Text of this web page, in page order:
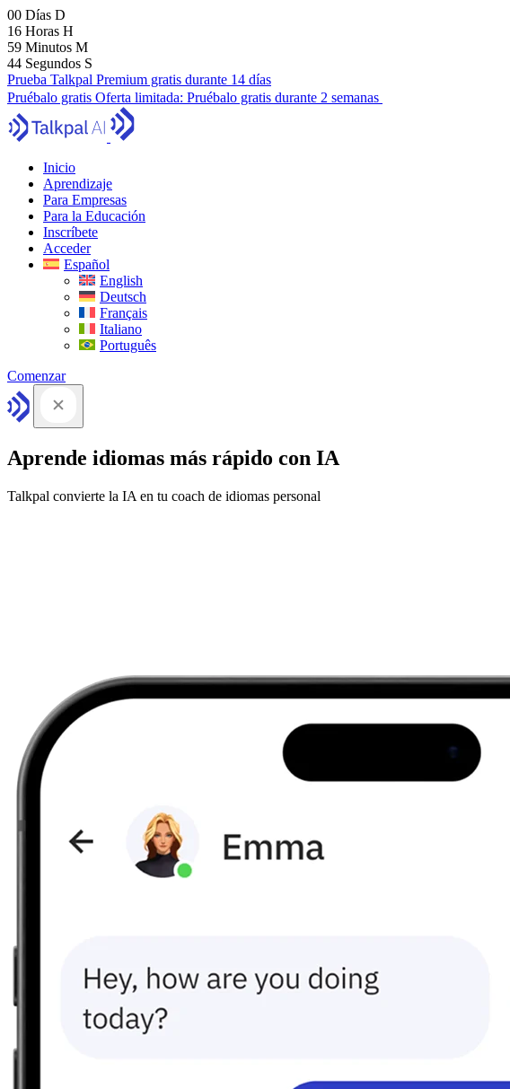
00 Días D
16 Horas H
59 Minutos M
42 Segundos S
Prueba Talkpal Premium gratis durante 14 días
Pruébalo gratis Oferta limitada: Pruébalo gratis durante 2 semanas
Inicio
Aprendizaje
Para Empresas
Para la Educación
Inscríbete
Acceder
Español
English
Deutsch
Français
Italiano
Português
Comenzar
Aprende idiomas más rápido con IA
Talkpal convierte la IA en tu coach de idiomas personal